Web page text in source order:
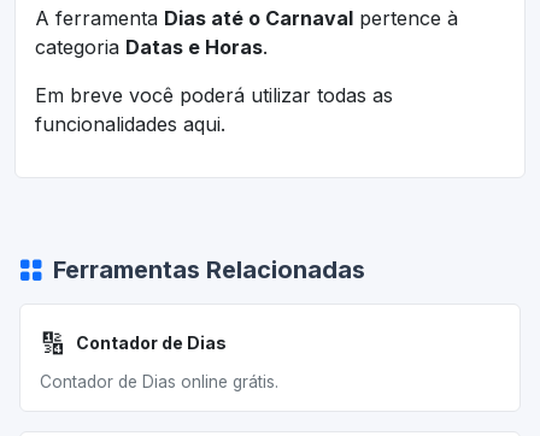
A ferramenta Dias até o Carnaval pertence à
categoria Datas e Horas.
Em breve você poderá utilizar todas as
funcionalidades aqui.
Ferramentas Relacionadas
🔢 Contador de Dias
Contador de Dias online grátis.